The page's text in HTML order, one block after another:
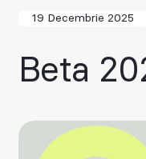
19 Decembrie 2025
Beta